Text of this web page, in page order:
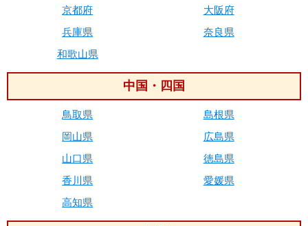
京都府
大阪府
兵庫県
奈良県
和歌山県
中国・四国
鳥取県
島根県
岡山県
広島県
山口県
徳島県
香川県
愛媛県
高知県